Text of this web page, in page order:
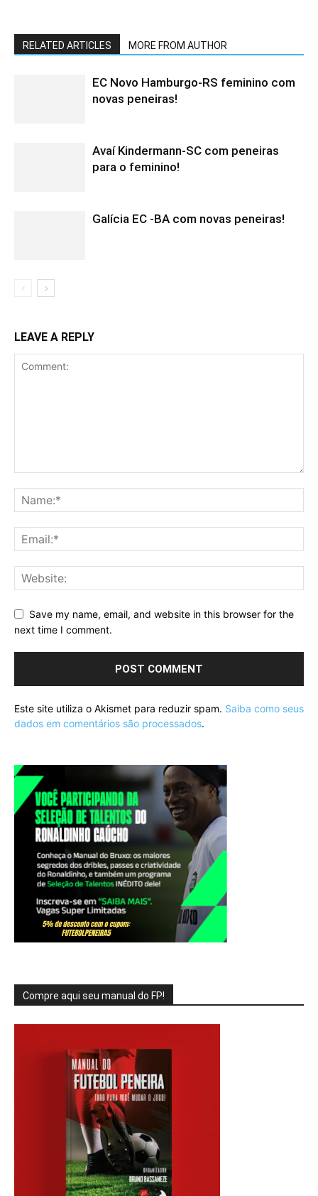
RELATED ARTICLES MORE FROM AUTHOR
EC Novo Hamburgo-RS feminino com
novas peneiras!
Avaí Kindermann-SC com peneiras
para o feminino!
Galícia EC -BA com novas peneiras!
LEAVE A REPLY
Save my name, email, and website in this browser for the
next time I comment.
Este site utiliza o Akismet para reduzir spam. Saiba como seus
dados em comentários são processados.
Compre aqui seu manual do FP!